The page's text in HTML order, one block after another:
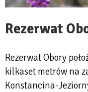
Rezerwat
Rezerwat Obory
kilkaset metrów na
Konstancina-